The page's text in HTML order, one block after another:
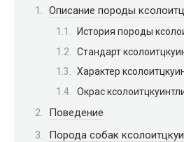
Описание породы
История породы
Стандарт
Характер
Окрас
Поведение
Порода собак